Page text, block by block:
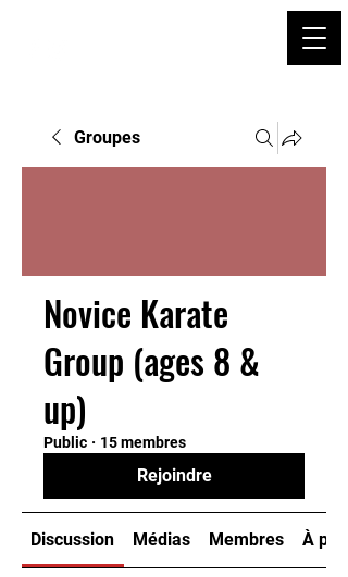
Groupes
Novice Karate
Group (ages 8 &
up)
Public · 15 membres
Rejoindre
Discussion Médias Membres À